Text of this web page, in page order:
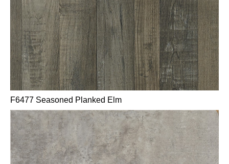
F6477 Seasoned Planked Elm